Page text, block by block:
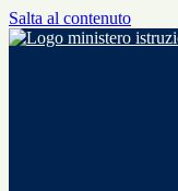
Salta al contenuto